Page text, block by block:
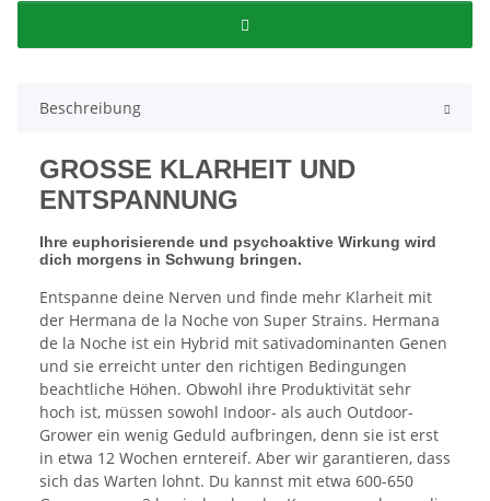
Beschreibung
GROSSE KLARHEIT UND
ENTSPANNUNG
Ihre euphorisierende und psychoaktive Wirkung wird
dich morgens in Schwung bringen.
Entspanne deine Nerven und finde mehr Klarheit mit
der Hermana de la Noche von Super Strains. Hermana
de la Noche ist ein Hybrid mit sativadominanten Genen
und sie erreicht unter den richtigen Bedingungen
beachtliche Höhen. Obwohl ihre Produktivität sehr
hoch ist, müssen sowohl Indoor- als auch Outdoor-
Grower ein wenig Geduld aufbringen, denn sie ist erst
in etwa 12 Wochen erntereif. Aber wir garantieren, dass
sich das Warten lohnt. Du kannst mit etwa 600-650